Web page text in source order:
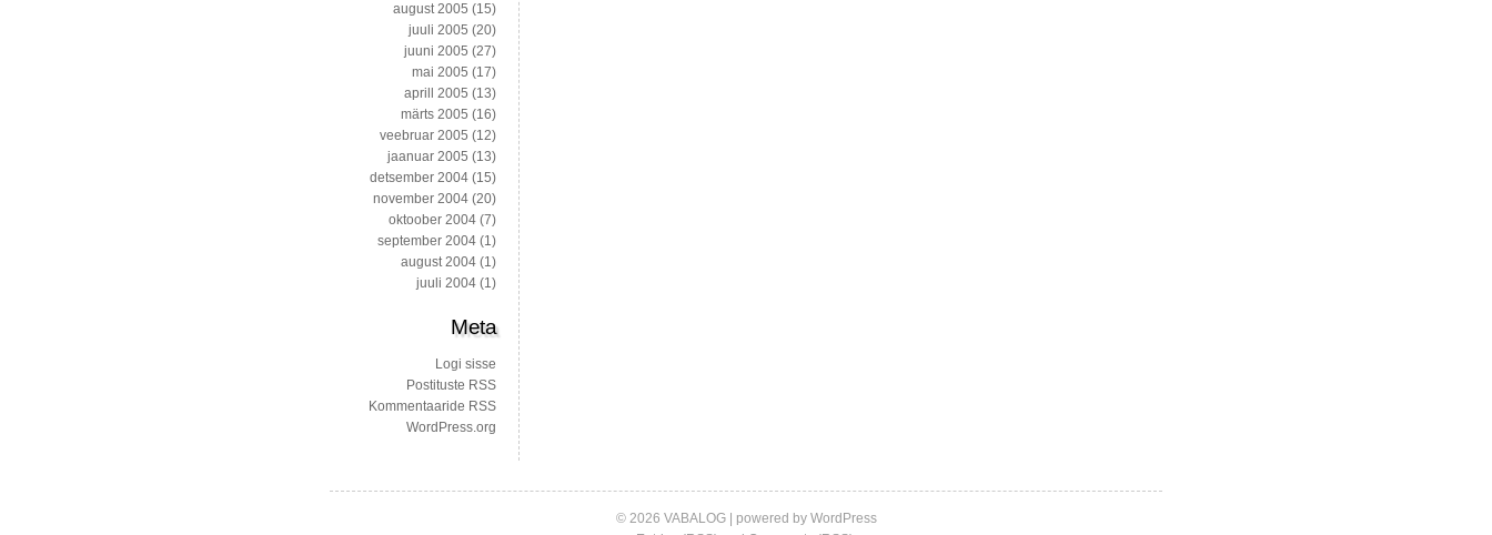
august 2005 (15)
juuli 2005 (20)
juuni 2005 (27)
mai 2005 (17)
aprill 2005 (13)
märts 2005 (16)
veebruar 2005 (12)
jaanuar 2005 (13)
detsember 2004 (15)
november 2004 (20)
oktoober 2004 (7)
september 2004 (1)
august 2004 (1)
juuli 2004 (1)
Meta
Logi sisse
Postituste RSS
Kommentaaride RSS
WordPress.org
© 2026 VABALOG | powered by WordPress